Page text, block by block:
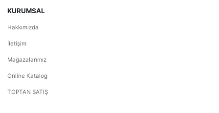
KURUMSAL
Hakkımızda
İletişim
Mağazalarımız
Online Katalog
TOPTAN SATIŞ